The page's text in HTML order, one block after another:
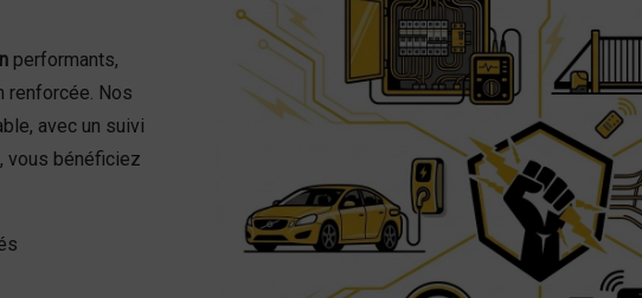
performants,
renforcée. Nos
avec un suivi
vous bénéficiez